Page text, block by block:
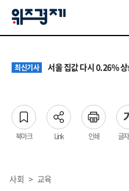
최신기사 서울 집값 다시 0.26% 상
최신기사 원·하청 교섭 갈등에 안전 지
최신기사 청소년 혐오 표현, '처벌
북마크 Link 인쇄 글
사회 > 교육